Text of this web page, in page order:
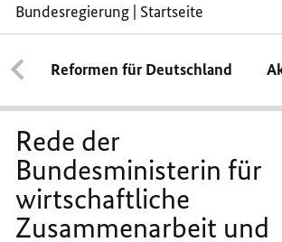
Bundesregierung | Startseite
Rede
der
Bundesministerin
für
wirtschaftliche
Zusammenarbeit
und
Entwicklung,
Reem
Alabali
Radovan,
Reformen für Deutschland
Rede der
Bundesministerin für
wirtschaftliche
Zusammenarbeit und